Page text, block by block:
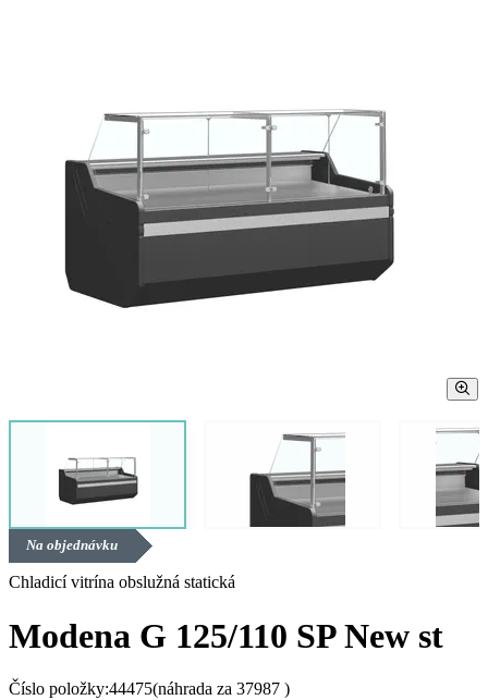
Na objednávku
Chladicí vitrína obslužná statická
Modena G 125/110 SP New st
Číslo položky:44475(náhrada za 37987 )